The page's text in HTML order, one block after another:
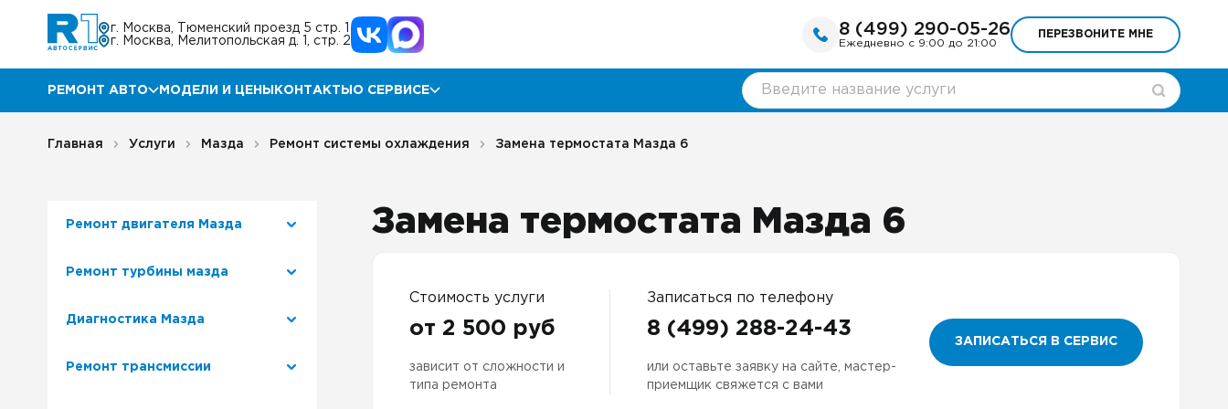
г. Москва, Тюменский проезд 5 стр. 1
г. Москва, Мелитопольская д. 1, стр. 2
8 (499) 290-05-26
Ежедневно с 9:00 до 21:00
ПЕРЕЗВОНИТЕ МНЕ
РЕМОНТ АВТО
Ремонт Мазда
Ремонт Хендай
МОДЕЛИ И ЦЕНЫ КОНТАКТЫ О СЕРВИСЕ
Программа лояльности
Отзывы
Корпоративным клиентам
Главная Услуги Мазда Ремонт системы охлаждения Замена термостата Мазда 6
Ремонт двигателя Мазда
Ремонт турбины мазда
Диагностика Мазда
Ремонт трансмиссии
Замена термостата Мазда 6
Стоимость услуги
от 2 500 руб
зависит от сложности и
типа ремонта
Записаться по телефону
8 (499) 288-24-43
или оставьте заявку на сайте, мастер-
приемщик свяжется с вами
ЗАПИСАТЬСЯ В СЕРВИС